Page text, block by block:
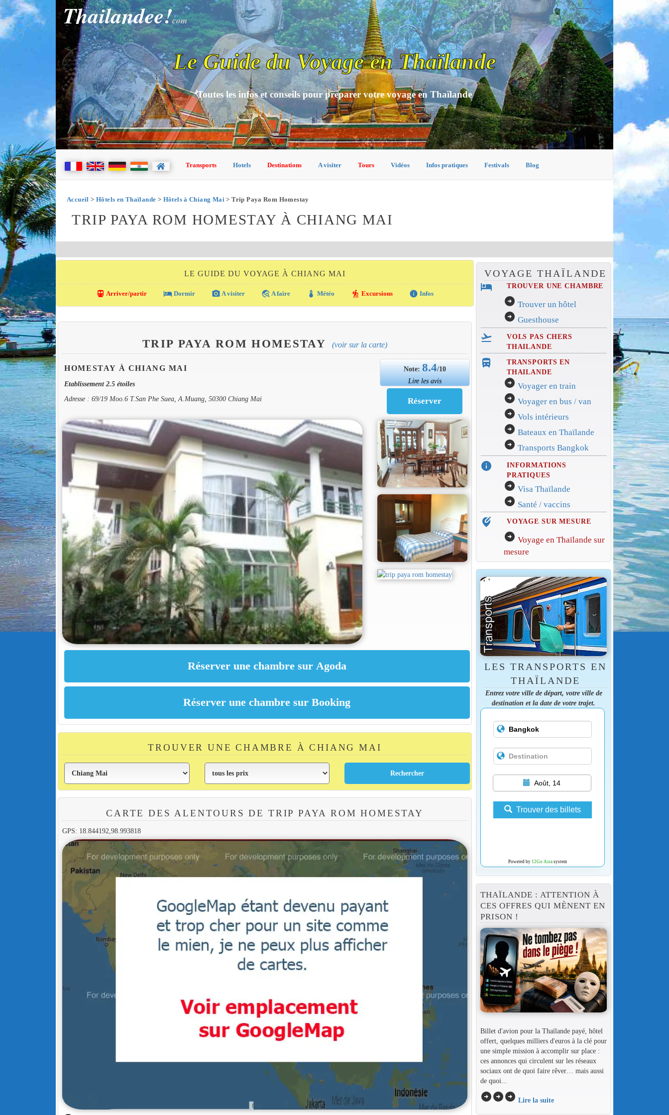
Thailandee!com
Le Guide du Voyage en Thaïlande
Toutes les infos et conseils pour préparer votre voyage en Thaïlande
Transports Hotels Destinations A visiter Tours Vidéos Infos pratiques Festivals Blog
Accueil > Hôtels en Thaïlande > Hôtels à Chiang Mai > Trip Paya Rom Homestay
TRIP PAYA ROM HOMESTAY À CHIANG MAI
LE GUIDE DU VOYAGE À CHIANG MAI
directions_transit Arriver/partir local_hotel Dormir photo_camera A visiter travel_explore A faire thermostat Météo hiking Excursions info Infos
TRIP PAYA ROM HOMESTAY (voir sur la carte)
HOMESTAY À CHIANG MAI
Etablissement 2.5 étoiles
Adresse : 69/19 Moo.6 T.San Phe Suea, A.Muang, 50300 Chiang Mai
Note:8.4/10
Lire les avis
TROUVER UNE CHAMBRE À CHIANG MAI
CARTE DES ALENTOURS DE TRIP PAYA ROM HOMESTAY
GPS: 18.844192,98.993818
VOYAGE THAÏLANDE
hotel TROUVER UNE CHAMBRE
arrow_circle_right Trouver un hôtel
arrow_circle_right Guesthouse
flight_takeoff
VOLS PAS CHERS
THAILANDE
directions_bus_filled
TRANSPORTS EN
THAILANDE
arrow_circle_right Voyager en train
arrow_circle_right Voyager en bus / van
arrow_circle_right Vols intérieurs
arrow_circle_right Bateaux en Thaïlande
arrow_circle_right Transports Bangkok
info
INFORMATIONS
PRATIQUES
arrow_circle_right Visa Thaïlande
arrow_circle_right Santé / vaccins
edit_location_alt VOYAGE SUR MESURE
arrow_circle_right Voyage en Thaïlande sur
mesure
LES TRANSPORTS EN
THAÏLANDE
Entrez votre ville de départ, votre ville de
destination et la date de votre trajet.
Août, 14
Trouver des billets
Powered by 12Go Asiasystem
THAÏLANDE : ATTENTION À
CES OFFRES QUI MÈNENT EN
PRISON !
Billet d'avion pour la Thaïlande payé, hôtel
offert, quelques milliers d'euros à la clé pour
une simple mission à accomplir sur place :
ces annonces qui circulent sur les réseaux
sociaux ont de quoi faire rêver… mais aussi
de quoi...
arrow_circle_rightarrow_circle_rightarrow_circle_right Lire la suite